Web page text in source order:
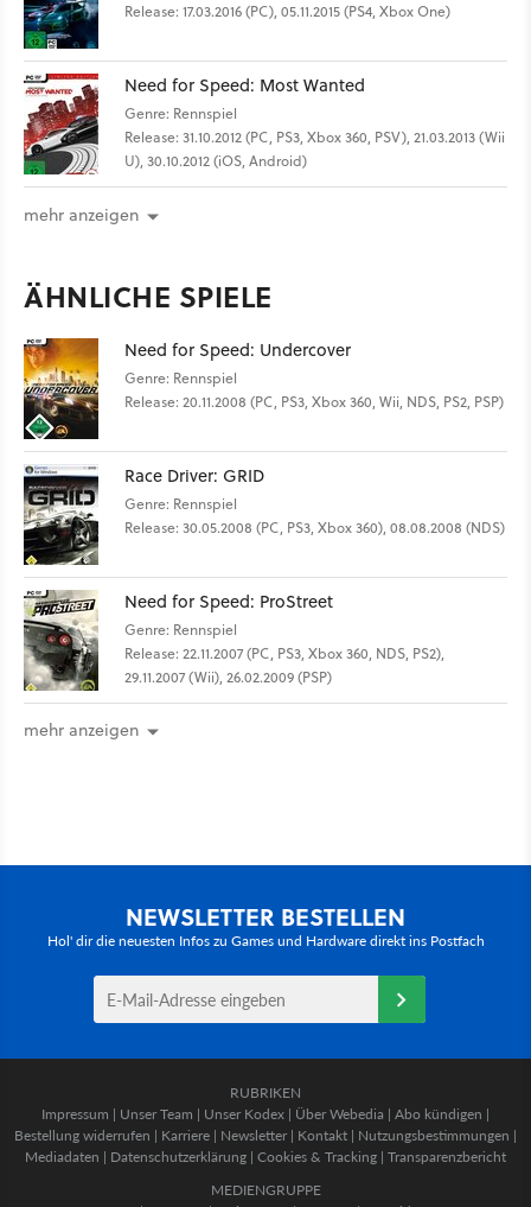
Release: 17.03.2016 (PC), 05.11.2015 (PS4, Xbox One)
Need for Speed: Most Wanted
Genre: Rennspiel
Release: 31.10.2012 (PC, PS3, Xbox 360, PSV), 21.03.2013 (Wii
U), 30.10.2012 (iOS, Android)
mehr anzeigen
ÄHNLICHE SPIELE
Need for Speed: Undercover
Genre: Rennspiel
Release: 20.11.2008 (PC, PS3, Xbox 360, Wii, NDS, PS2, PSP)
Race Driver: GRID
Genre: Rennspiel
Release: 30.05.2008 (PC, PS3, Xbox 360), 08.08.2008 (NDS)
Need for Speed: ProStreet
Genre: Rennspiel
Release: 22.11.2007 (PC, PS3, Xbox 360, NDS, PS2),
29.11.2007 (Wii), 26.02.2009 (PSP)
mehr anzeigen
NEWSLETTER BESTELLEN
Hol' dir die neuesten Infos zu Games und Hardware direkt ins Postfach
RUBRIKEN
Impressum | Unser Team | Unser Kodex | Über Webedia | Abo kündigen |
Bestellung widerrufen | Karriere | Newsletter | Kontakt | Nutzungsbestimmungen |
Mediadaten | Datenschutzerklärung | Cookies & Tracking | Transparenzbericht
MEDIENGRUPPE